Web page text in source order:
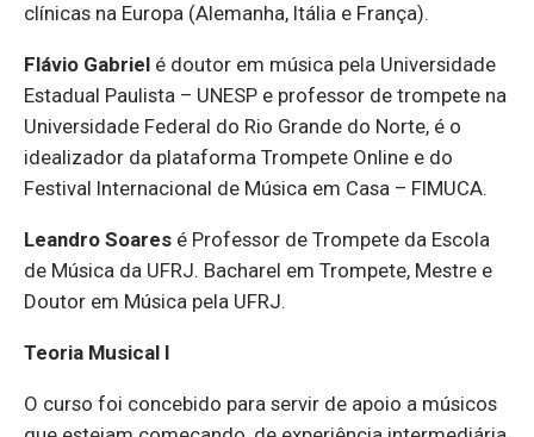
clínicas na Europa (Alemanha, Itália e França).
Flávio Gabriel é doutor em música pela Universidade
Estadual Paulista – UNESP e professor de trompete na
Universidade Federal do Rio Grande do Norte, é o
idealizador da plataforma Trompete Online e do
Festival Internacional de Música em Casa – FIMUCA.
Leandro Soares é Professor de Trompete da Escola
de Música da UFRJ. Bacharel em Trompete, Mestre e
Doutor em Música pela UFRJ.
Teoria Musical I
O curso foi concebido para servir de apoio a músicos